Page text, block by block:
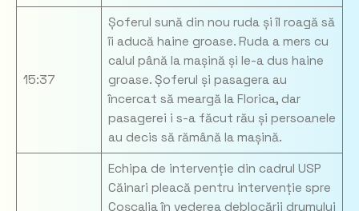
15:37
Șoferul sună din nou ruda și îl roagă să
îi aducă haine groase. Ruda a mers cu
calul până la mașină și le-a dus haine
groase. Șoferul și pasagera au
încercat să meargă la Florica, dar
pasagerei i s-a făcut rău și persoanele
au decis să rămână la mașină.
Echipa de intervenție din cadrul USP
Căinari pleacă pentru intervenție spre
Coșcalia în vederea deblocării drumului